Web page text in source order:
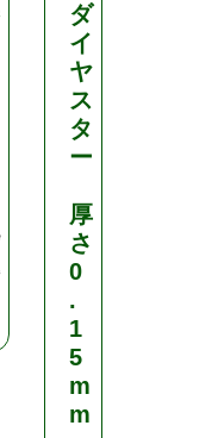
ダ
イ
ヤ
ス
タ
ー
厚
さ
0
.
1
5
m
m